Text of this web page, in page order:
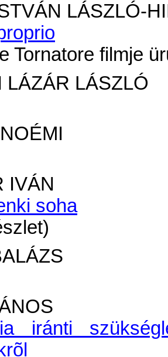
LÁSZLÓ-
Tornatore filmje
LÁZÁR LÁSZLÓ
IVÁN
soha
iránti